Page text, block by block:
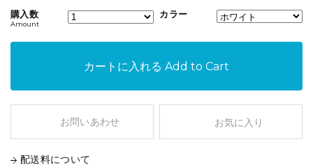
購入数
Amount
カラー
カートに入れる Add to Cart
お問いあわせ お気に入り
配送料について